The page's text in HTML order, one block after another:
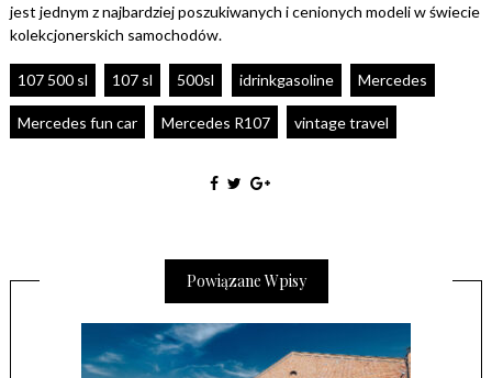
jest jednym z najbardziej poszukiwanych i cenionych modeli w świecie
kolekcjonerskich samochodów.
107 500 sl 107 sl 500sl idrinkgasoline Mercedes
Mercedes fun car Mercedes R107 vintage travel
Powiązane Wpisy